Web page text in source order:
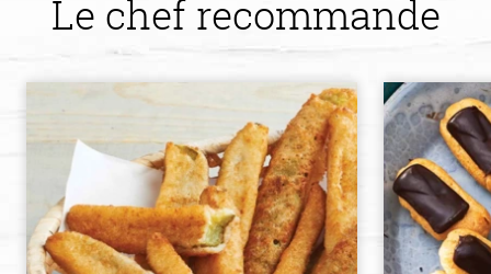
Le chef recommande